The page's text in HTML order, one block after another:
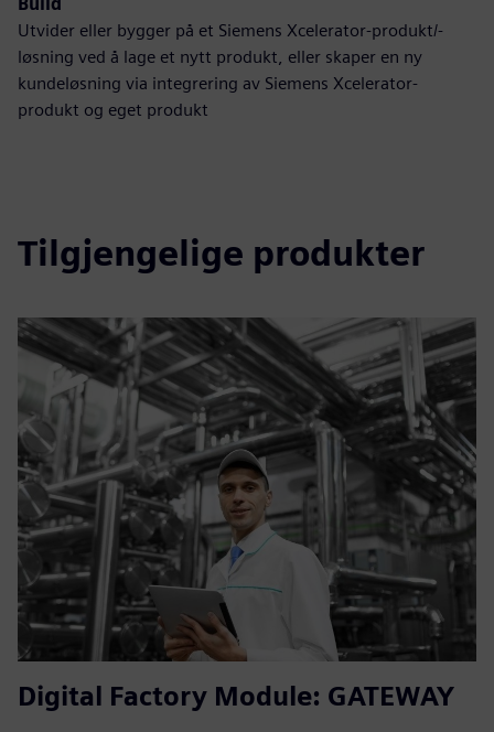
Utvider eller bygger på et Siemens Xcelerator-produkt/-
løsning ved å lage et nytt produkt, eller skaper en ny
kundeløsning via integrering av Siemens Xcelerator-
produkt og eget produkt
Tilgjengelige produkter
Digital Factory Module: GATEWAY